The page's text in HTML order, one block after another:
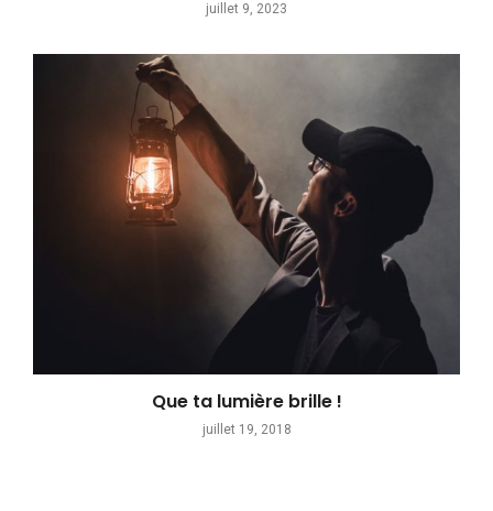
juillet 9, 2023
Que ta lumière brille !
juillet 19, 2018